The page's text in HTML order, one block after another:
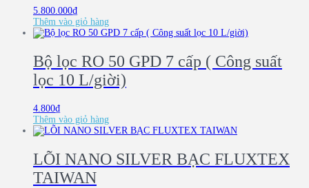
5.800.000₫
Thêm vào giỏ hàng
Bộ lọc RO 50 GPD 7 cấp ( Công suất
lọc 10 L/giời)
4.800₫
Thêm vào giỏ hàng
LÕI NANO SILVER BẠC FLUXTEX
TAIWAN